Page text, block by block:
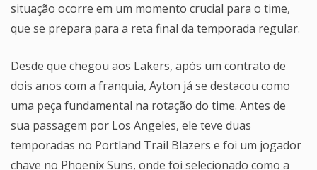
situação ocorre em um momento crucial para o time,
que se prepara para a reta final da temporada regular.
Desde que chegou aos Lakers, após um contrato de
dois anos com a franquia, Ayton já se destacou como
uma peça fundamental na rotação do time. Antes de
sua passagem por Los Angeles, ele teve duas
temporadas no Portland Trail Blazers e foi um jogador
chave no Phoenix Suns, onde foi selecionado como a